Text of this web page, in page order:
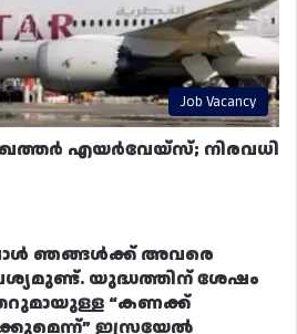
Job Vacancy
ഖത്തർ എയർവേയ്‌സ്; നിരവധി
ഞങ്ങൾക്ക് അവരെ
യുദ്ധത്തിന് ശേഷം
“കണക്ക്
ഇസ്രയേൽ